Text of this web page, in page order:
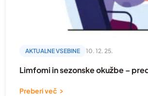
AKTUALNE VSEBINE 10. 12. 25.
Limfomi in sezonske okužbe –
Preberi več